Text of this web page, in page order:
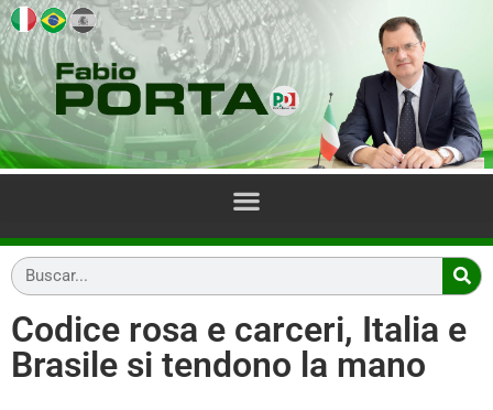
Codice rosa e carceri, Italia e
Brasile si tendono la mano